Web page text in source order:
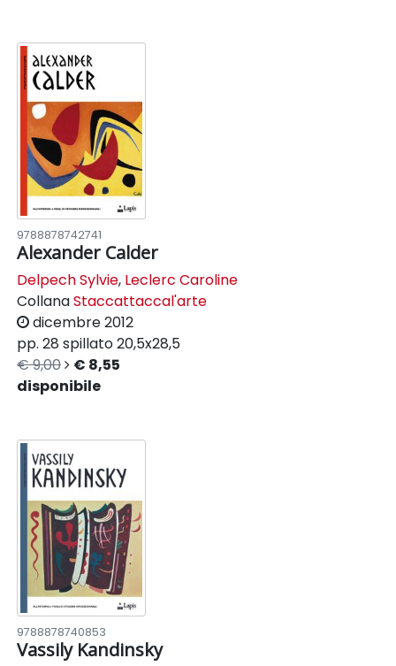
9788878742741
Alexander Calder
Delpech Sylvie, Leclerc Caroline
CollanaStaccattaccal'arte
dicembre 2012
pp. 28 spillato20,5x28,5
€ 9,00
€ 8,55
disponibile
9788878740853
Vassily Kandinsky